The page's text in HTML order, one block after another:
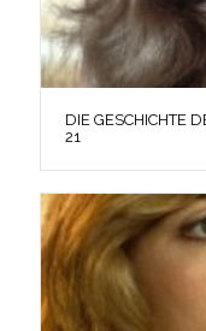
DIE GESCHICHTE
21